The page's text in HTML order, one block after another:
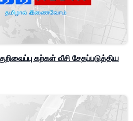
கற்கள் வீசி சேதப்படுத்திய